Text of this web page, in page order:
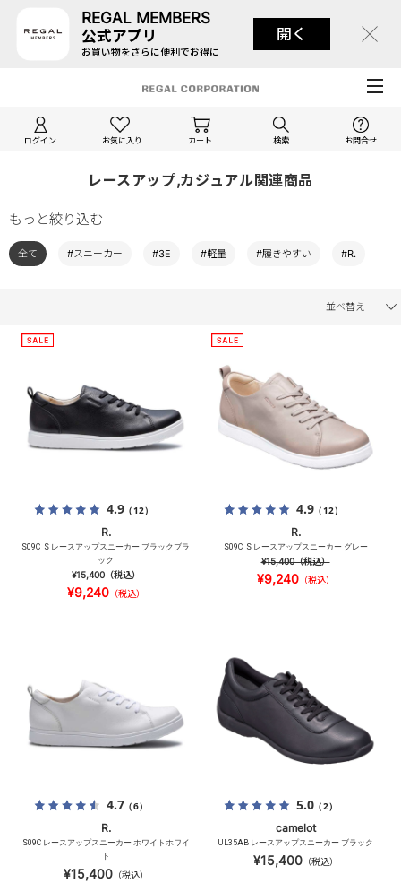
REGAL MEMBERS
公式アプリ
お買い物をさらに便利でお得に
開く
ログイン お気に入り カート 検索 お問合せ
レースアップ,カジュアル関連商品
もっと絞り込む
全て #スニーカー #3E #軽量 #履きやすい #R.
並べ替え
4.9（12）
R.
S09C_S レースアップスニーカー ブラックブラ
ック
¥15,400（税込）
¥9,240（税込）
4.9（12）
R.
S09C_S レースアップスニーカー グレー
¥15,400（税込）
¥9,240（税込）
4.7（6）
R.
S09C レースアップスニーカー ホワイトホワイ
ト
¥15,400（税込）
5.0（2）
camelot
UL35AB レースアップスニーカー ブラック
¥15,400（税込）